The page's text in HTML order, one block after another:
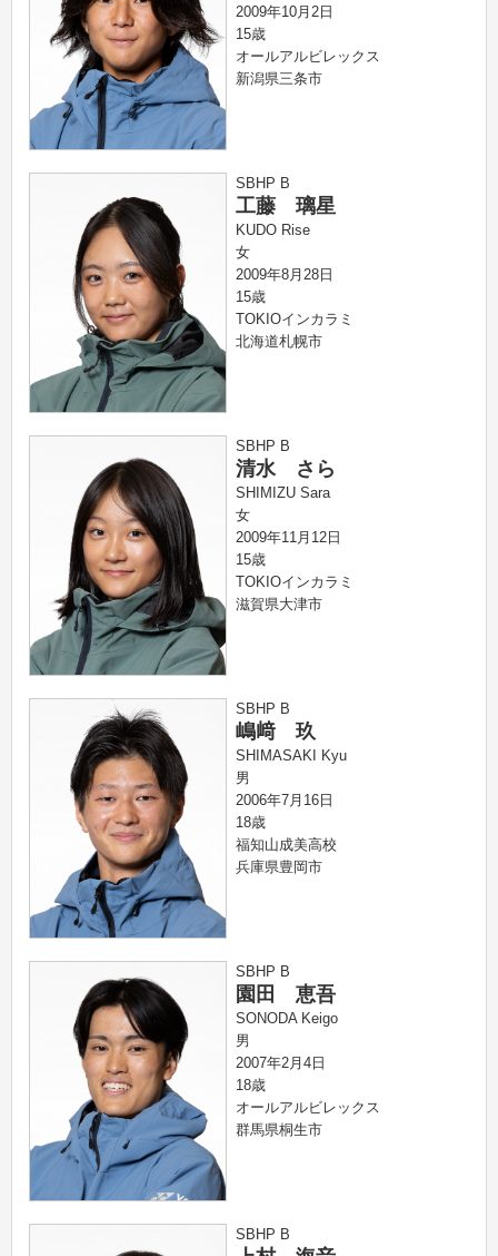
2009年10月2日
15歳
オールアルビレックス
新潟県三条市
SBHP B
工藤 璃星
KUDO Rise
女
2009年8月28日
15歳
TOKIOインカラミ
北海道札幌市
SBHP B
清水 さら
SHIMIZU Sara
女
2009年11月12日
15歳
TOKIOインカラミ
滋賀県大津市
SBHP B
嶋﨑 玖
SHIMASAKI Kyu
男
2006年7月16日
18歳
福知山成美高校
兵庫県豊岡市
SBHP B
園田 恵吾
SONODA Keigo
男
2007年2月4日
18歳
オールアルビレックス
群馬県桐生市
SBHP B